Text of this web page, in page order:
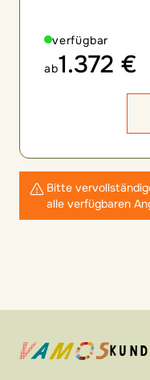
verfügbar
ab1.372 €
Bitte
alle verfügbaren